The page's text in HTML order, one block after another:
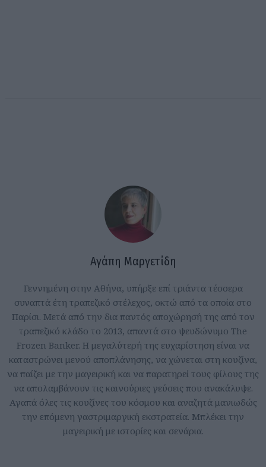
Αγάπη Μαργετίδη
Γεννημένη στην Αθήνα, υπήρξε επί τριάντα τέσσερα
συναπτά έτη τραπεζικό στέλεχος, οκτώ από τα οποία στο
Παρίσι. Μετά από την δια παντός αποχώρησή της από τον
τραπεζικό κλάδο το 2013, απαντά στο ψευδώνυμο The
Frozen Banker. Η μεγαλύτερή της ευχαρίστηση είναι να
καταστρώνει μενού αποπλάνησης, να χώνεται στη κουζίνα,
να παίζει με την μαγειρική και να παρατηρεί τους φίλους της
να απολαμβάνουν τις καινούριες γεύσεις που ανακάλυψε.
Αγαπά όλες τις κουζίνες του κόσμου και αναζητά μανιωδώς
την επόμενη γαστριμαργική εκστρατεία. Μπλέκει την
μαγειρική με ιστορίες και σενάρια.